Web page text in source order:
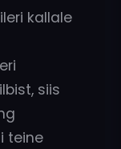
kallale
siis
teine